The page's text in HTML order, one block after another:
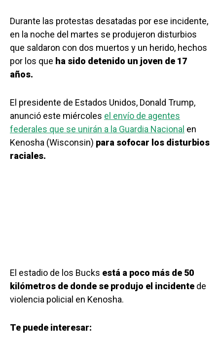
Durante las protestas desatadas por ese incidente,
en la noche del martes se produjeron disturbios
que saldaron con dos muertos y un herido, hechos
por los que ha sido detenido un joven de 17
años.
El presidente de Estados Unidos, Donald Trump,
anunció este miércoles el envío de agentes
federales que se unirán a la Guardia Nacional en
Kenosha (Wisconsin) para sofocar los disturbios
raciales.
El estadio de los Bucks está a poco más de 50
kilómetros de donde se produjo el incidente de
violencia policial en Kenosha.
Te puede interesar: